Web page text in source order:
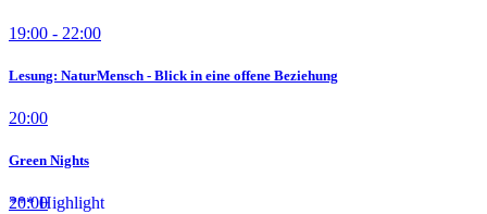
19:00 - 22:00
Lesung: NaturMensch - Blick in eine offene Beziehung
20:00
Green Nights
20:00